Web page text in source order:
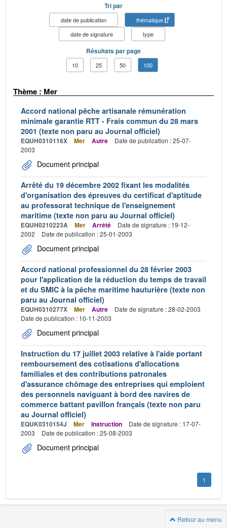
Tri par
date de publication
thématique
date de signature
type
Résultats par page
10 25 50 100
Thème : Mer
Accord national pêche artisanale rémunération
minimale garantie RTT - Frais commun du 28 mars
2001 (texte non paru au Journal officiel)
EQUH0310116X Mer Autre
Date de publication : 25-07-
2003
Document principal
Arrêté du 19 décembre 2002 fixant les modalités
d'organisation des épreuves du certificat d'aptitude
au professorat technique de l'enseignement
maritime (texte non paru au Journal officiel)
EQUH0210223A Mer Arrêté
Date de signature : 19-12-
2002
Date de publication : 25-01-2003
Document principal
Accord national professionnel du 28 février 2003
pour l'application de la réduction du temps de travail
et du SMIC à la pêche maritime hauturière (texte non
paru au Journal officiel)
EQUH0310277X Mer Autre
Date de signature : 28-02-2003
Date de publication : 10-11-2003
Document principal
Instruction du 17 juillet 2003 relative à l'aide portant
remboursement des cotisations d'allocations
familiales et des contributions patronales
d'assurance chômage des entreprises qui emploient
des personnels naviguant à bord des navires de
commerce battant pavillon français (texte non paru
au Journal officiel)
EQUK0310154J Mer Instruction
Date de signature : 17-07-
2003
Date de publication : 25-08-2003
Document principal
1
Retour au menu